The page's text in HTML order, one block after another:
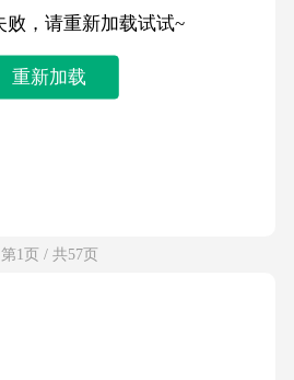
败，请重新加载试试~
重新加载
第1页 / 共57页